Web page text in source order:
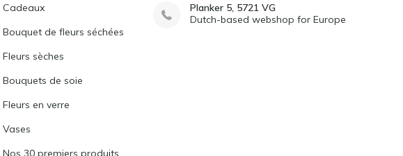
Cadeaux
Bouquet de fleurs séchées
Fleurs sèches
Bouquets de soie
Fleurs en verre
Vases
Nos 30 premiers produits
Planker 5, 5721 VG
Dutch-based webshop for Europe